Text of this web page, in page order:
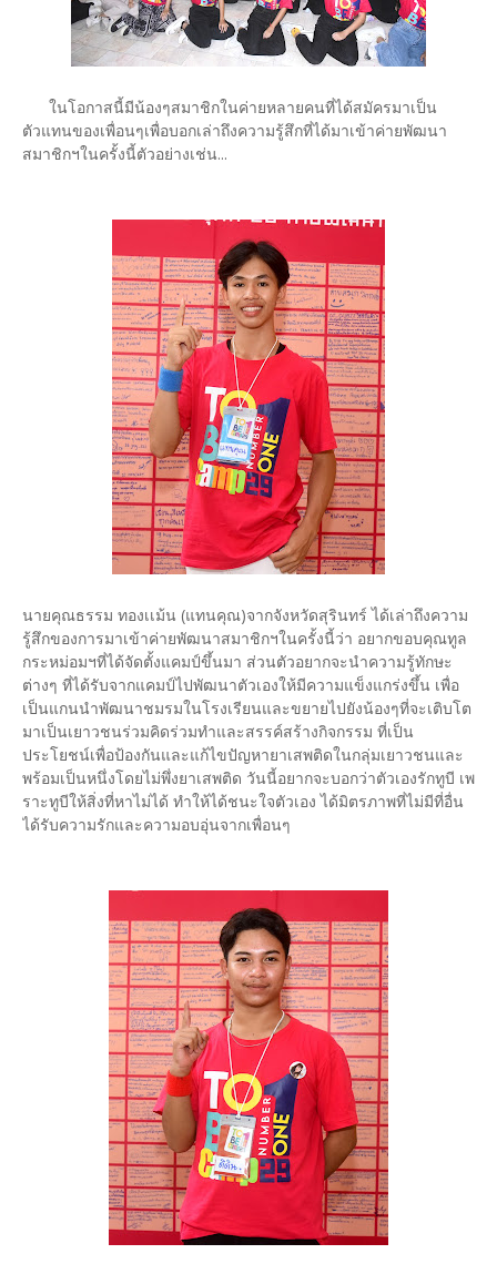
ในโอกาสนี้มีน้องๆสมาชิกในค่ายหลายคนที่ได้สมัครมาเป็น
ตัวแทนของเพื่อนๆเพื่อบอกเล่าถึงความรู้สึกที่ได้มาเข้าค่ายพัฒนา
สมาชิกฯในครั้งนี้ตัวอย่างเช่น...
นายคุณธรรม ทองเเม้น (แทนคุณ)จากจังหวัดสุรินทร์ ได้เล่าถึงความ
รู้สึกของการมาเข้าค่ายพัฒนาสมาชิกฯในครั้งนี้ว่า อยากขอบคุณทูล
กระหม่อมฯที่ได้จัดตั้งแคมป์ขึ้นมา ส่วนตัวอยากจะนำความรู้ทักษะ
ต่างๆ ที่ได้รับจากแคมป์ไปพัฒนาตัวเองให้มีความแข็งแกร่งขึ้น เพื่อ
เป็นแกนนำพัฒนาชมรมในโรงเรียนและขยายไปยังน้องๆที่จะเติบโต
มาเป็นเยาวชนร่วมคิดร่วมทำและสรรค์สร้างกิจกรรม ที่เป็น
ประโยชน์เพื่อป้องกันและแก้ไขปัญหายาเสพติดในกลุ่มเยาวชนและ
พร้อมเป็นหนึ่งโดยไม่พึ่งยาเสพติด วันนี้อยากจะบอกว่าตัวเองรักทูบี เพ
ราะทูบีให้สิ่งที่หาไม่ได้ ทำให้ได้ชนะใจตัวเอง ได้มิตรภาพที่ไม่มีที่อื่น
ได้รับความรักและความอบอุ่นจากเพื่อนๆ